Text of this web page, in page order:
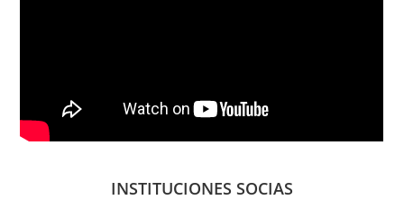
INSTITUCIONES SOCIAS